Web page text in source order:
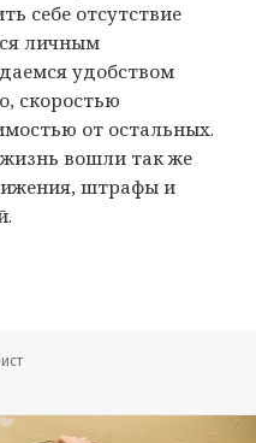
себе отсутствие
личным
удобством
скоростью
от остальных.
вошли так же
штрафы и
Правила перевозки